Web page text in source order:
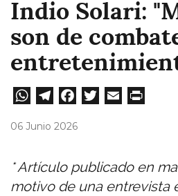
Indio Solari:
son de
W
A
pp
Te
a
m
Fa
ok er
06 Junio 2026
* Artículo publicado en
motivo de una entrevista